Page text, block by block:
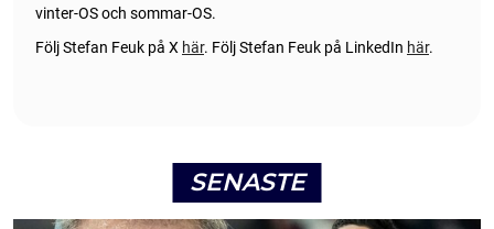
vinter-OS och sommar-OS.
Följ Stefan Feuk på X här. Följ Stefan Feuk på LinkedIn här.
SENASTE